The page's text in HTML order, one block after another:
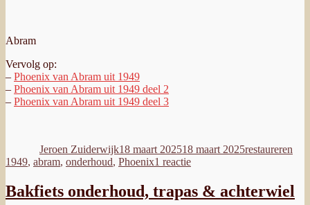
Abram
Vervolg op:
– Phoenix van Abram uit 1949
– Phoenix van Abram uit 1949 deel 2
– Phoenix van Abram uit 1949 deel 3
Jeroen Zuiderwijk18 maart 202518 maart 2025restaureren
1949, abram, onderhoud, Phoenix1 reactieop
van
Abram
Bakfiets onderhoud, trapas & achterwiel